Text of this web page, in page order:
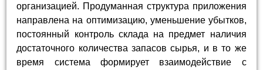
организацией. Продуманная структура приложения
направлена на оптимизацию, уменьшение убытков,
постоянный контроль склада на предмет наличия
достаточного количества запасов сырья, и в то же
время система формирует взаимодействие с